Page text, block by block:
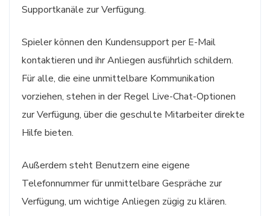
Supportkanäle zur Verfügung.
Spieler können den Kundensupport per E-Mail
kontaktieren und ihr Anliegen ausführlich schildern.
Für alle, die eine unmittelbare Kommunikation
vorziehen, stehen in der Regel Live-Chat-Optionen
zur Verfügung, über die geschulte Mitarbeiter direkte
Hilfe bieten.
Außerdem steht Benutzern eine eigene
Telefonnummer für unmittelbare Gespräche zur
Verfügung, um wichtige Anliegen zügig zu klären.